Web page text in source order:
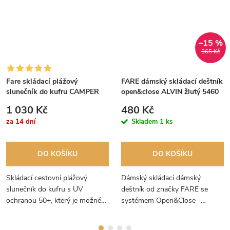
Fare skládací plážový
slunečník do kufru CAMPER
1 030 Kč
za 14 dní
DO KOŠÍKU
Skládací cestovní plážový
slunečník do kufru s UV
ochranou 50+, který je možné
565 Kč
–15 %
FARE dámský skládací deštník
open&close ALVIN žlutý 5460
480 Kč
Skladem 1 ks
DO KOŠÍKU
Dámský skládací dámský
deštník od značky FARE se
systémem Open&Close -
jedním tlačítkem. Luxusní